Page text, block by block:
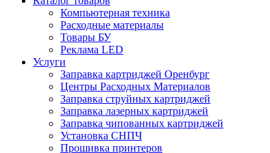
Компьютерная техника
Расходные материалы
Товары БУ
Реклама LED
Услуги
Заправка картриджей Оренбург
Центры Расходных Материалов
Заправка струйных картриджей
Заправка лазерных картриджей
Заправка чипованных картриджей
Установка СНПЧ
Прошивка принтеров